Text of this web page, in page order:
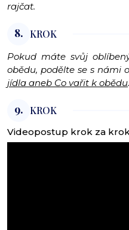
rajčat.
8. KROK
Pokud máte svůj
obědu, podělte se s námi
jídla aneb Co vařit k obědu.
9. KROK
Videopostup krok za